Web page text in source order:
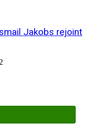
Jakobs rejoint